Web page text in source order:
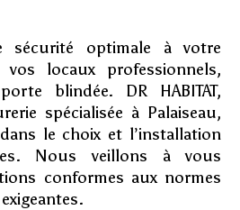
sécurité optimale à votre
locaux professionnels,
blindée. DR HABITAT,
spécialisée à Palaiseau,
le choix et l’installation
Nous veillons à vous
conformes aux normes